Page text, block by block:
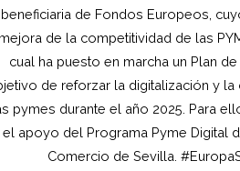
beneficiaria de Fondos Europeos,
de la competitividad de las
cual ha puesto en marcha un Plan
de reforzar la digitalización y la
pymes durante el año 2025. Para
el apoyo del Programa Pyme Digital
Comercio de Sevilla.